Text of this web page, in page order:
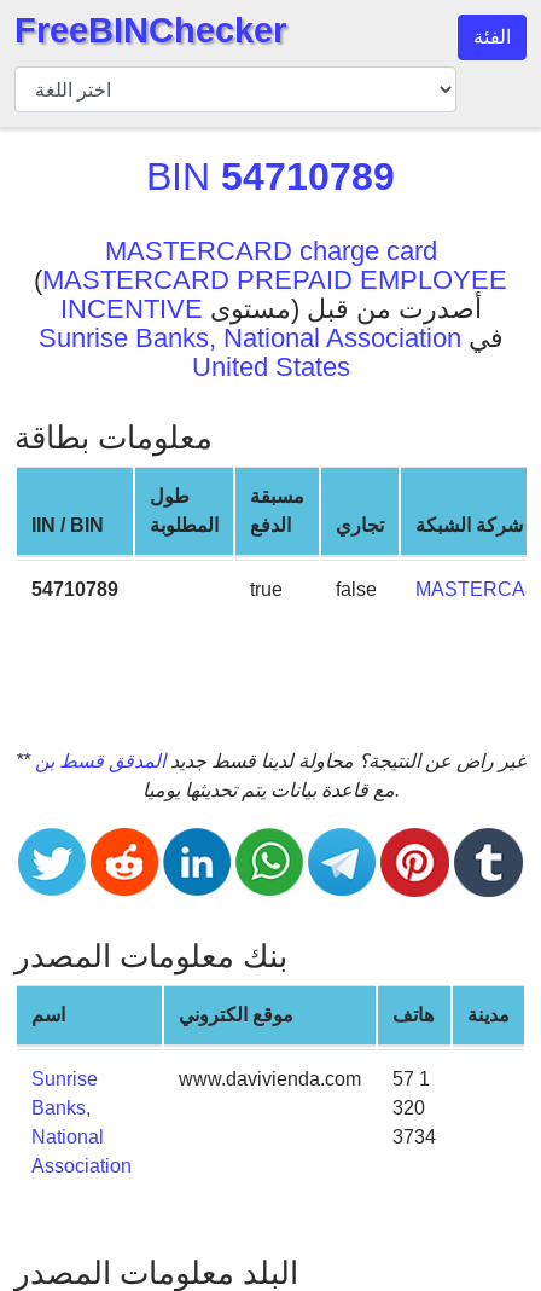
مدقق
BIN
BIN
BIN
BIN
Checker
v2
BIN
Generator
from
Validator
Card
Generator
Random
Card
Generator
Generate
Credit
Card
from
BIN
Credit
Service
FreeBINChecker الفئة
BIN 54710789
MASTERCARD charge card
(MASTERCARD PREPAID EMPLOYEE
INCENTIVE
مستوى) أصدرت من قبل
Sunrise Banks, National Association في
United States
معلومات بطاقة
IIN / BIN
طول
المطلوبة
مسبقة
الدفع
تجاري شركة الشبكة
54710789 true false
** غير راض عن النتيجة؟ محاولة لدينا قسط جديدالمدقق قسط بن
مع قاعدة بيانات يتم تحديثها يوميا.
بنك معلومات المصدر
اسم موقع الكتروني هاتف مدينة
Sunrise
Banks,
National
Association
www.davivienda.com
57 1
320
3734
البلد معلومات المصدر